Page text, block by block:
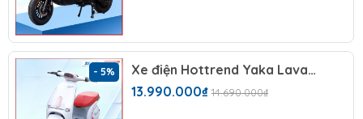
thời có những điều chỉnh và nâng cấp nhằm đáp ứng
tốt hơn nhu cầu sử dụng thực tế. Vậy những thay đổi
đó là gì và Yaka R3 có thực sự là một bước tiến so với
R2 hay không? Cùng Xe Điện Smiletìm hiểu trong nội
dung bài viết dưới đây.
- 5%
Xe điện Hottrend Yaka Lavara (48V-23A) 4 Bình
13.990.000₫ 14.690.000₫